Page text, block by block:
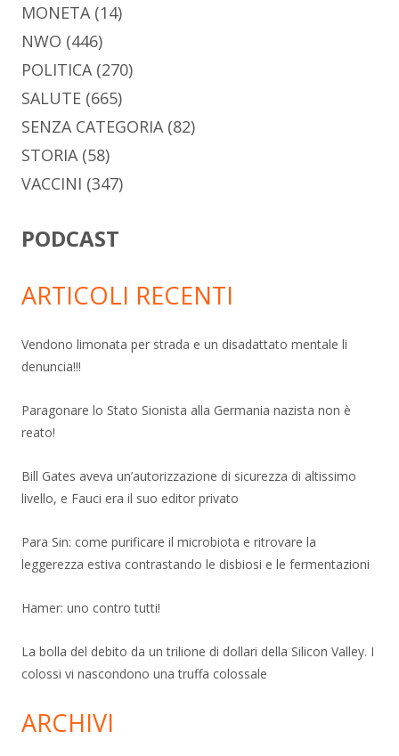
MONETA (14)
NWO (446)
POLITICA (270)
SALUTE (665)
SENZA CATEGORIA (82)
STORIA (58)
VACCINI (347)
PODCAST
ARTICOLI RECENTI
Vendono limonata per strada e un disadattato mentale li
denuncia!!!
Paragonare lo Stato Sionista alla Germania nazista non è
reato!
Bill Gates aveva un’autorizzazione di sicurezza di altissimo
livello, e Fauci era il suo editor privato
Para Sin: come purificare il microbiota e ritrovare la
leggerezza estiva contrastando le disbiosi e le fermentazioni
Hamer: uno contro tutti!
La bolla del debito da un trilione di dollari della Silicon Valley. I
colossi vi nascondono una truffa colossale
ARCHIVI